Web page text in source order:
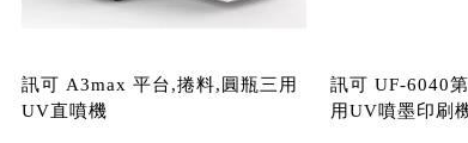
訊可 A3max 平台,捲料,圓瓶三用
UV直噴機
訊可 UF-6040
用UV噴墨印刷